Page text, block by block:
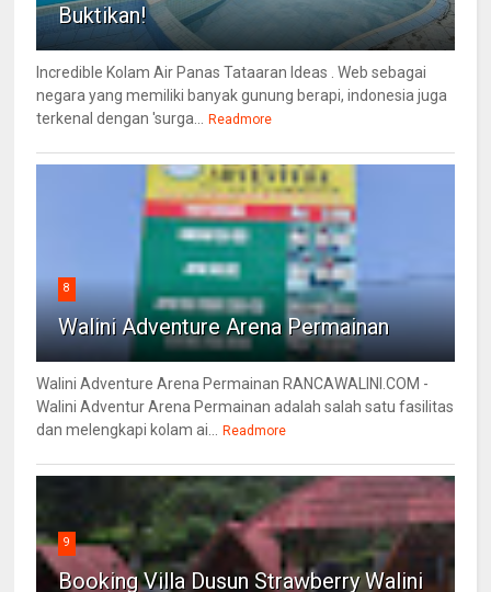
Buktikan!
Incredible Kolam Air Panas Tataaran Ideas . Web sebagai
negara yang memiliki banyak gunung berapi, indonesia juga
terkenal dengan 'surga...
Readmore
8
Walini Adventure Arena Permainan
Walini Adventure Arena Permainan RANCAWALINI.COM -
Walini Adventur Arena Permainan adalah salah satu fasilitas
dan melengkapi kolam ai...
Readmore
9
Booking Villa Dusun Strawberry Walini